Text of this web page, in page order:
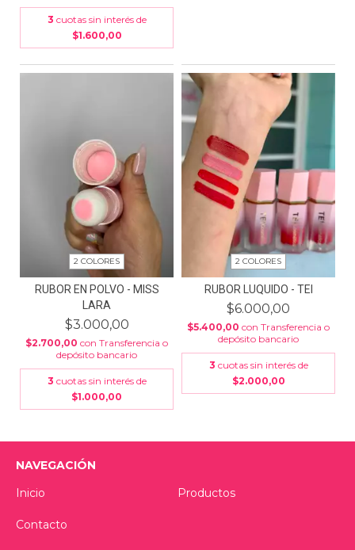
3 cuotas sin interés de
$1.600,00
2 COLORES
RUBOR EN POLVO - MISS
LARA
$3.000,00
$2.700,00 con Transferencia o
depósito bancario
3 cuotas sin interés de
$1.000,00
2 COLORES
RUBOR LUQUIDO - TEI
$6.000,00
$5.400,00 con Transferencia o
depósito bancario
3 cuotas sin interés de
$2.000,00
NAVEGACIÓN
Inicio
Productos
Contacto